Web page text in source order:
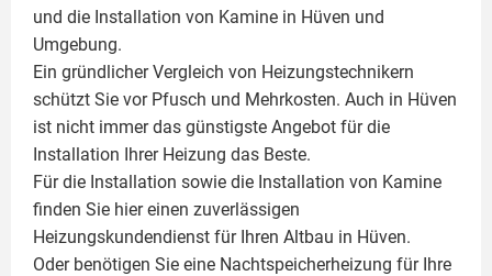
und die Installation von Kamine in Hüven und
Umgebung.
Ein gründlicher Vergleich von Heizungstechnikern
schützt Sie vor Pfusch und Mehrkosten. Auch in Hüven
ist nicht immer das günstigste Angebot für die
Installation Ihrer Heizung das Beste.
Für die Installation sowie die Installation von Kamine
finden Sie hier einen zuverlässigen
Heizungskundendienst für Ihren Altbau in Hüven.
Oder benötigen Sie eine Nachtspeicherheizung für Ihre